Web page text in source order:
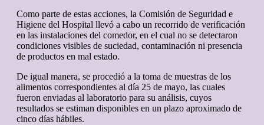
Como parte de estas acciones, la Comisión de Seguridad e
Higiene del Hospital llevó a cabo un recorrido de verificación
en las instalaciones del comedor, en el cual no se detectaron
condiciones visibles de suciedad, contaminación ni presencia
de productos en mal estado.
De igual manera, se procedió a la toma de muestras de los
alimentos correspondientes al día 25 de mayo, las cuales
fueron enviadas al laboratorio para su análisis, cuyos
resultados se estiman disponibles en un plazo aproximado de
cinco días hábiles.